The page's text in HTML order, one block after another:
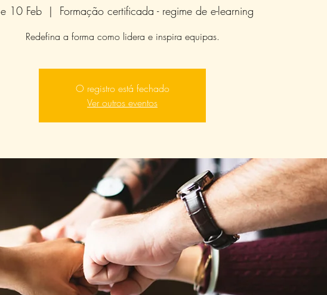
10 Feb
  |
Formação certificada - regime de e-learning
Redefina a forma como lidera e inspira equipas.
O registro está fechado
Ver outros eventos